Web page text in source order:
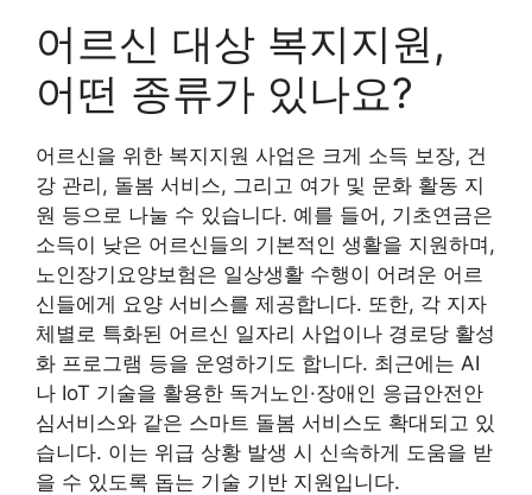
어르신 대상 복지지원,
어떤 종류가 있나요?
어르신을 위한 복지지원 사업은 크게 소득 보장, 건
강 관리, 돌봄 서비스, 그리고 여가 및 문화 활동 지
원 등으로 나눌 수 있습니다. 예를 들어, 기초연금은
소득이 낮은 어르신들의 기본적인 생활을 지원하며,
노인장기요양보험은 일상생활 수행이 어려운 어르
신들에게 요양 서비스를 제공합니다. 또한, 각 지자
체별로 특화된 어르신 일자리 사업이나 경로당 활성
화 프로그램 등을 운영하기도 합니다. 최근에는 AI
나 IoT 기술을 활용한 독거노인·장애인 응급안전안
심서비스와 같은 스마트 돌봄 서비스도 확대되고 있
습니다. 이는 위급 상황 발생 시 신속하게 도움을 받
을 수 있도록 돕는 기술 기반 지원입니다.